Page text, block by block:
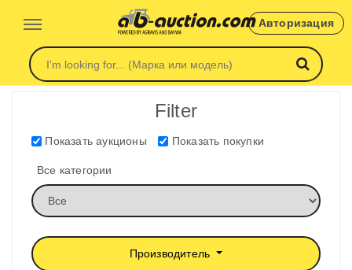
Авторизация
Filter
Показать аукционы Показать покупки
Все категории
Производитель